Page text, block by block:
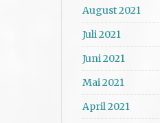
August 2021
Juli 2021
Juni 2021
Mai 2021
April 2021